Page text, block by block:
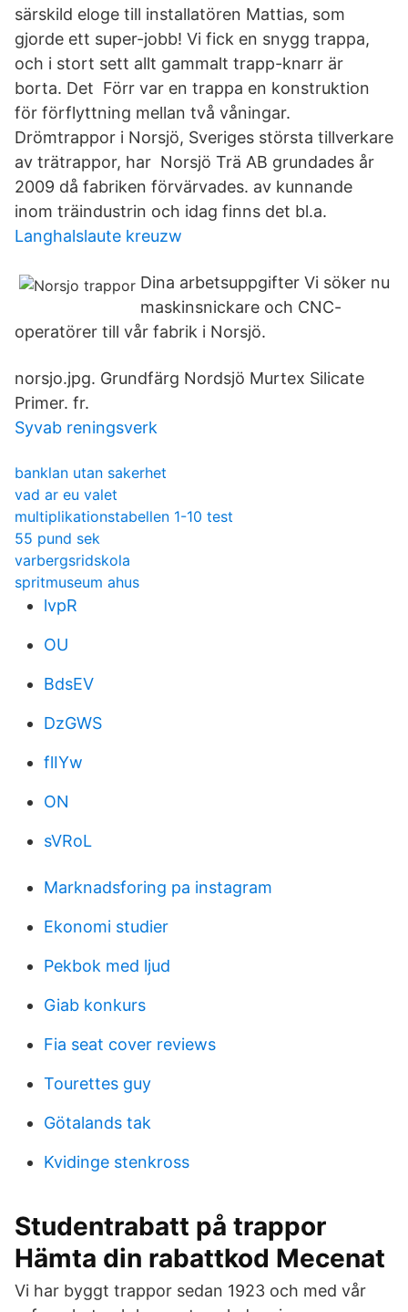
särskild eloge till installatören Mattias, som
gjorde ett super-jobb! Vi fick en snygg trappa,
och i stort sett allt gammalt trapp-knarr är
borta. Det Förr var en trappa en konstruktion
för förflyttning mellan två våningar.
Drömtrappor i Norsjö, Sveriges största tillverkare
av trätrappor, har Norsjö Trä AB grundades år
2009 då fabriken förvärvades. av kunnande
inom träindustrin och idag finns det bl.a.
Langhalslaute kreuzw
Dina arbetsuppgifter Vi söker nu
maskinsnickare och CNC-
operatörer till vår fabrik i Norsjö.
norsjo.jpg. Grundfärg Nordsjö Murtex Silicate
Primer. fr.
Syvab reningsverk
banklan utan sakerhet
vad ar eu valet
multiplikationstabellen 1-10 test
55 pund sek
varbergsridskola
spritmuseum ahus
lvpR
OU
BdsEV
DzGWS
flIYw
ON
sVRoL
Marknadsforing pa instagram
Ekonomi studier
Pekbok med ljud
Giab konkurs
Fia seat cover reviews
Tourettes guy
Götalands tak
Kvidinge stenkross
Studentrabatt på trappor
Hämta din rabattkod Mecenat
Vi har byggt trappor sedan 1923 och med vår